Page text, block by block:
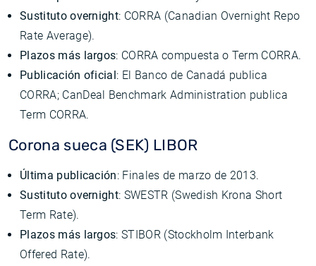
Sustituto overnight: CORRA (Canadian Overnight Repo
Rate Average).
Plazos más largos: CORRA compuesta o Term CORRA.
Publicación oficial: El Banco de Canadá publica
CORRA; CanDeal Benchmark Administration publica
Term CORRA.
Corona sueca (SEK) LIBOR
Última publicación: Finales de marzo de 2013.
Sustituto overnight: SWESTR (Swedish Krona Short
Term Rate).
Plazos más largos: STIBOR (Stockholm Interbank
Offered Rate).